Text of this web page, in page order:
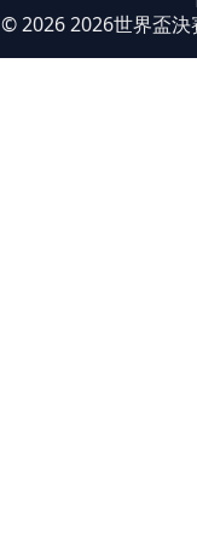
2026 2026世界盃決